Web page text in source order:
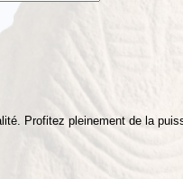
Profitez pleinement de la